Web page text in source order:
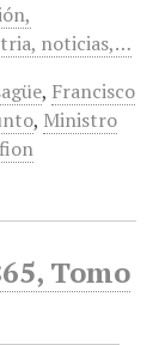
noticias,…
, Francisco
, Ministro
Tomo